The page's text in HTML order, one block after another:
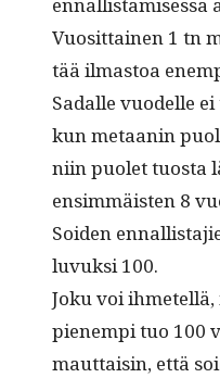
ennal­lis­tamises­sa
Vuosit­tainen 1 tn
tää ilmas­toa
Sadalle vuodelle
kun metaanin
niin puo­let tuos­ta
ensim­mäis­ten 8
Soiden
luvuk­si 100.
Joku voi
pienem­pi tuo 100
maut­taisin, että